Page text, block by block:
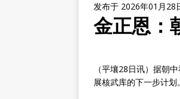
发布于 2026年01月28
金正恩：
（平壤28日讯）据朝
展核武库的下一步计划。